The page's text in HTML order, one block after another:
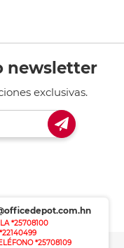
newsletter
exclusivas.
*25708100
*25708109